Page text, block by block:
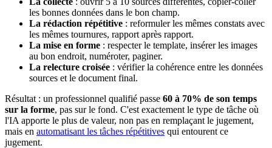
les bonnes données dans le bon champ.
La rédaction répétitive : reformuler les mêmes constats avec
les mêmes tournures, rapport après rapport.
La mise en forme : respecter le template, insérer les images
au bon endroit, numéroter, paginer.
La relecture croisée : vérifier la cohérence entre les données
sources et le document final.
Résultat : un professionnel qualifié passe 60 à 70% de son temps
sur la forme, pas sur le fond. C'est exactement le type de tâche où
l'IA apporte le plus de valeur, non pas en remplaçant le jugement,
mais en automatisant les tâches répétitives qui entourent ce
jugement.